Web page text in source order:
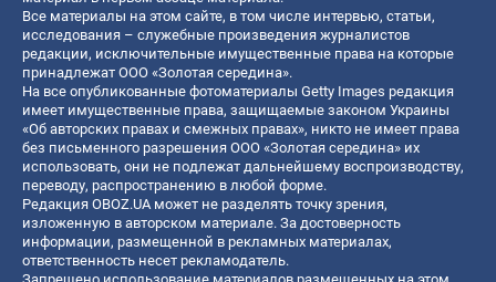
Все материалы на этом сайте, в том числе интервью, статьи,
исследования – служебные произведения журналистов
редакции, исключительные имущественные права на которые
принадлежат ООО «Золотая середина».
На все опубликованные фотоматериалы Getty Images редакция
имеет имущественные права, защищаемые законом Украины
«Об авторских правах и смежных правах», никто не имеет права
без письменного разрешения ООО «Золотая середина» их
использовать, они не подлежат дальнейшему воспроизводству,
переводу, распространению в любой форме.
Редакция OBOZ.UA может не разделять точку зрения,
изложенную в авторском материале. За достоверность
информации, размещенной в рекламных материалах,
ответственность несет рекламодатель.